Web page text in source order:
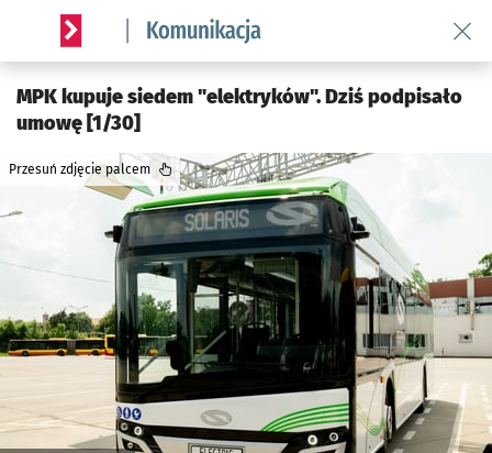
Serwis informacyjny wroclaw.pl podserwis: Komunikacja
MPK kupuje siedem "elektryków". Dziś podpisało
umowę [1/30]
Przesuń zdjęcie palcem